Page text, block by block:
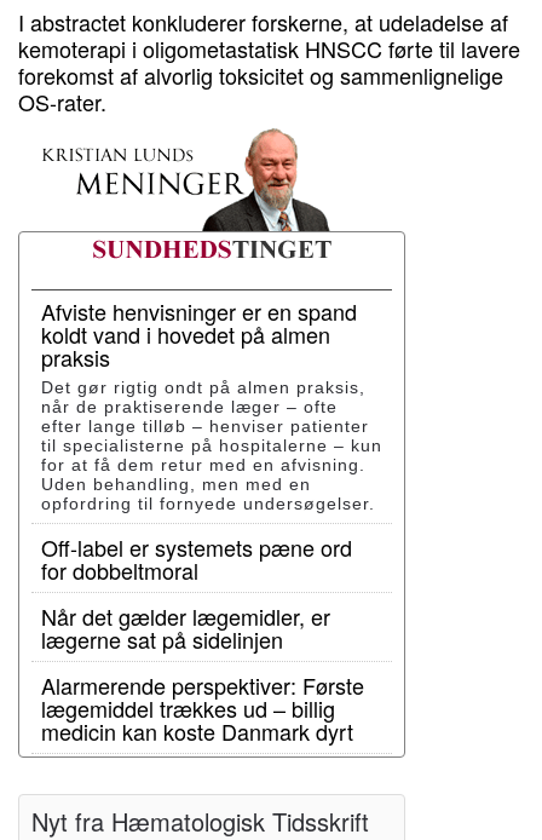
I abstractet konkluderer forskerne, at udeladelse af
kemoterapi i oligometastatisk HNSCC førte til lavere
forekomst af alvorlig toksicitet og sammenlignelige
OS-rater.
Afviste henvisninger er en spand
koldt vand i hovedet på almen
praksis
Det gør rigtig ondt på almen praksis,
når de praktiserende læger – ofte
efter lange tilløb – henviser patienter
til specialisterne på hospitalerne – kun
for at få dem retur med en afvisning.
Uden behandling, men med en
opfordring til fornyede undersøgelser.
Off-label er systemets pæne ord
for dobbeltmoral
Når det gælder lægemidler, er
lægerne sat på sidelinjen
Alarmerende perspektiver: Første
lægemiddel trækkes ud – billig
medicin kan koste Danmark dyrt
Nyt fra Hæmatologisk Tidsskrift